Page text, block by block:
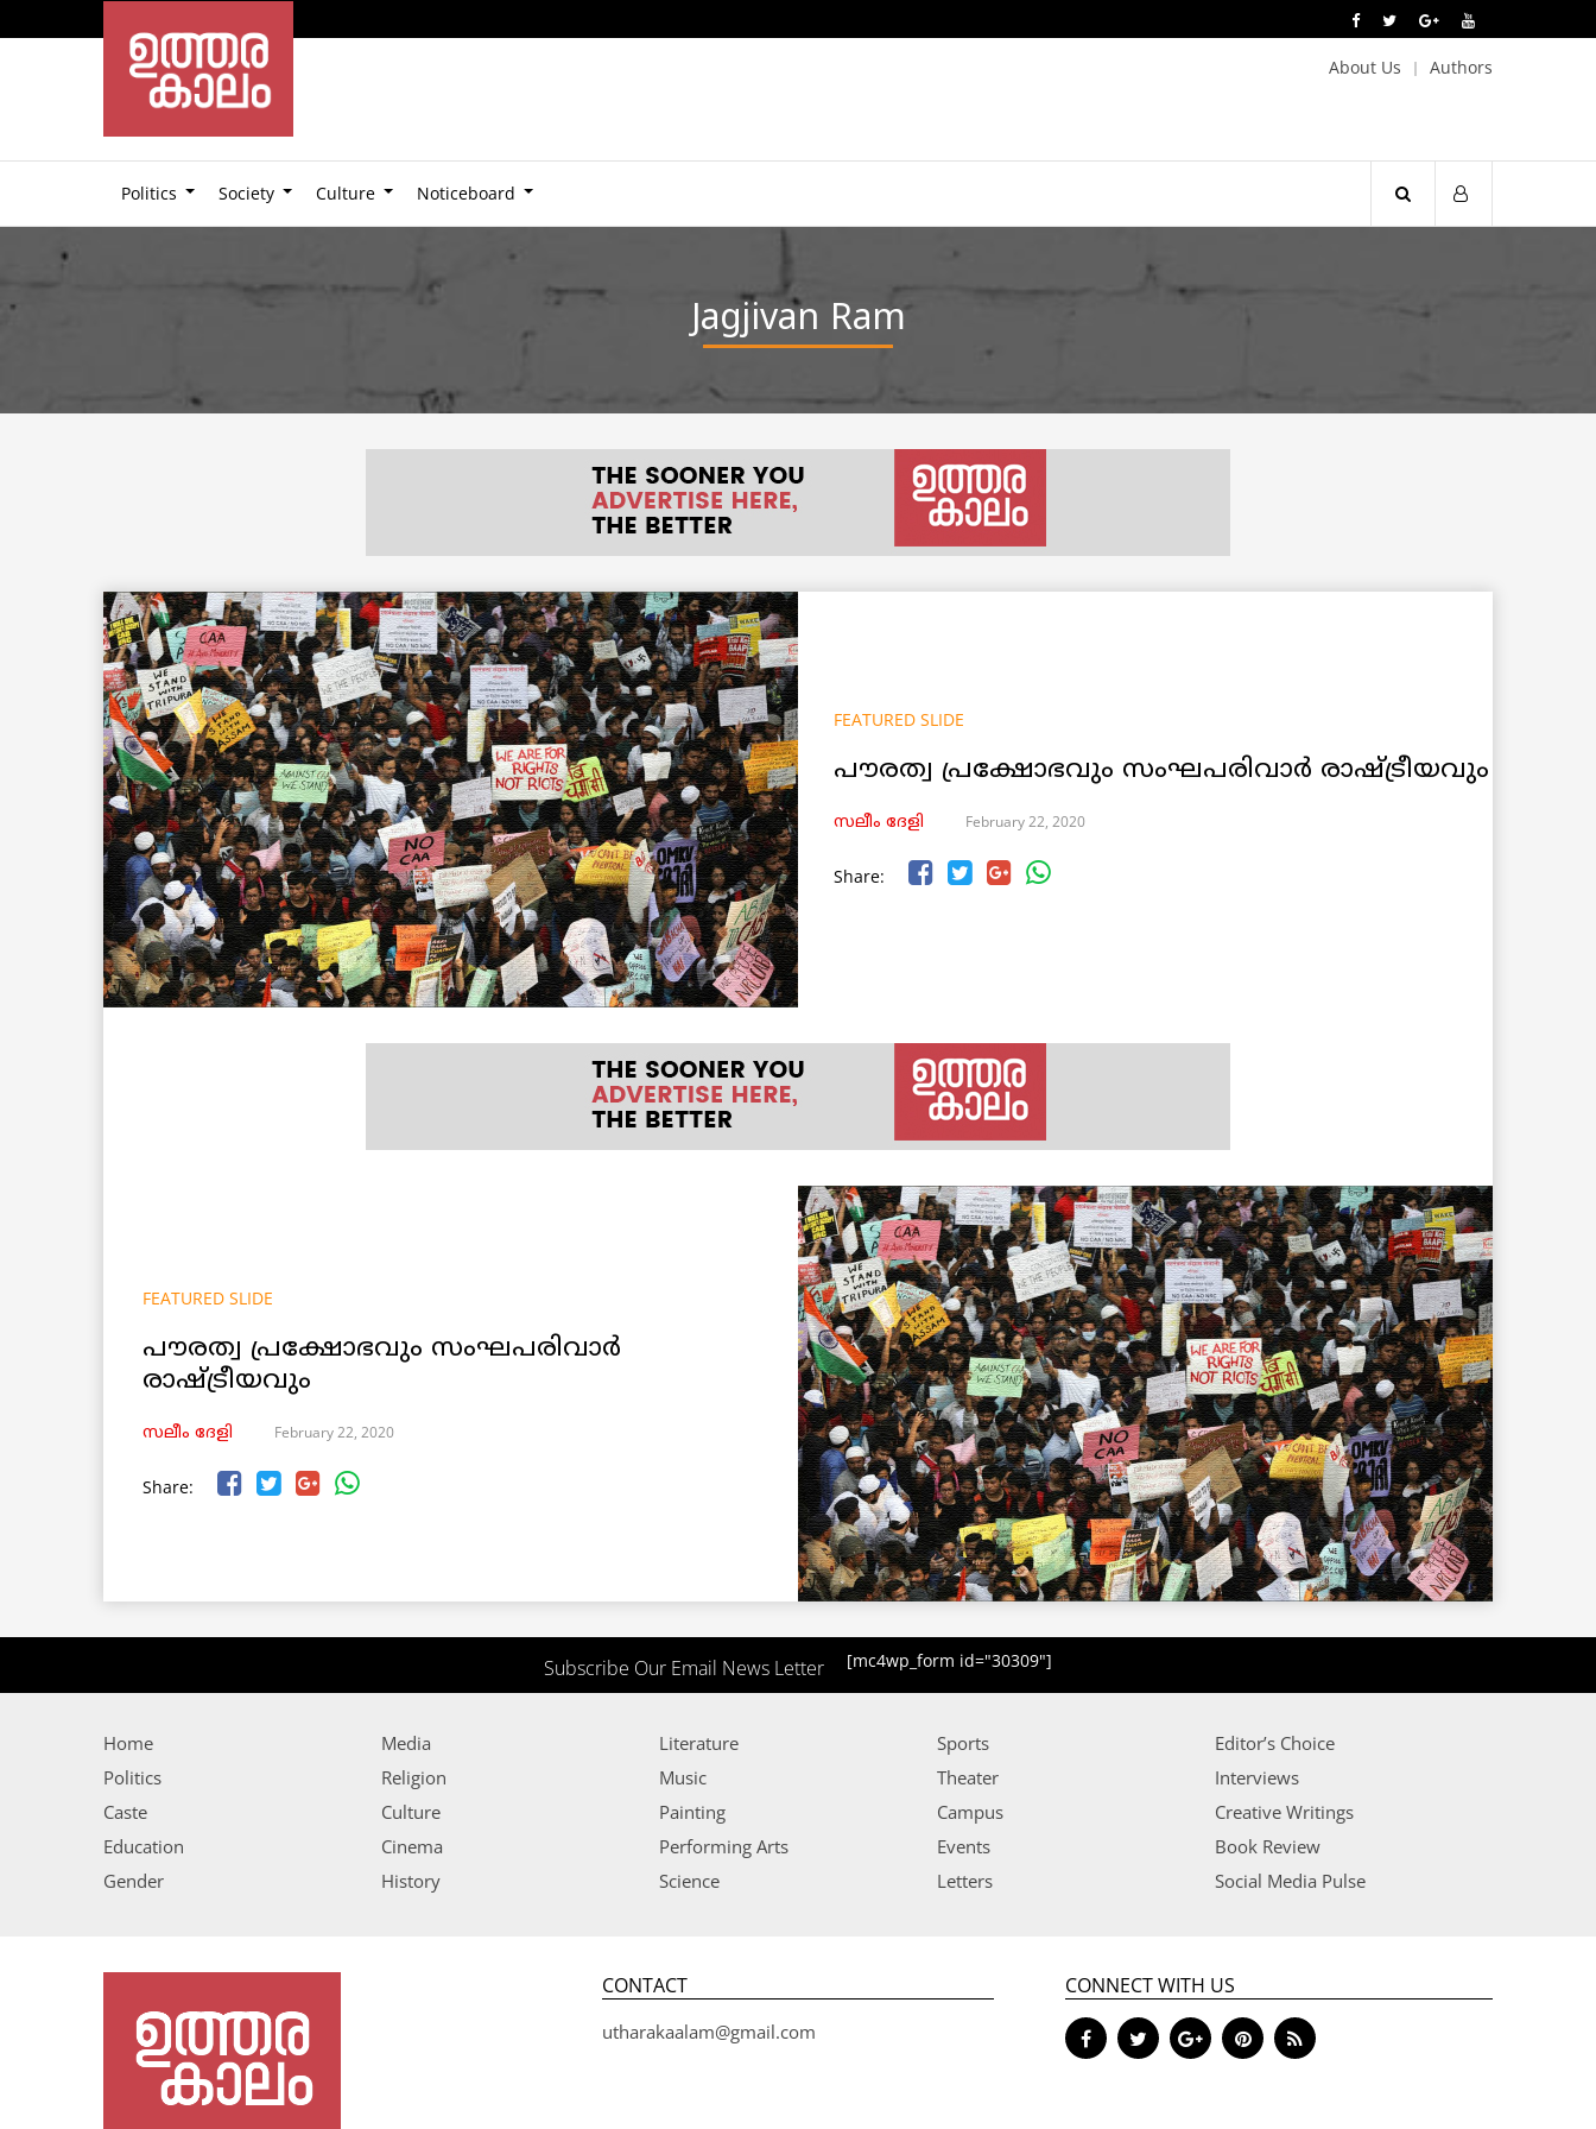
About Us Authors
Politics Society Culture Noticeboard
Jagjivan Ram
FEATURED SLIDE
പൗരത്വ പ്രക്ഷോഭവും സംഘപരിവാർ രാഷ്ട്രീയവും
സലീം ദേളി February 22, 2020
Share:
FEATURED SLIDE
പൗരത്വ പ്രക്ഷോഭവും സംഘപരിവാർ
രാഷ്ട്രീയവും
സലീം ദേളി February 22, 2020
Share:
Subscribe Our Email News Letter [mc4wp_form id="30309"]
Home
Politics
Caste
Education
Gender
Media
Religion
Culture
Cinema
History
Literature
Music
Painting
Performing Arts
Science
Sports
Theater
Campus
Events
Letters
Editor’s Choice
Interviews
Creative Writings
Book Review
Social Media Pulse
CONTACT
utharakaalam@gmail.com
CONNECT WITH US